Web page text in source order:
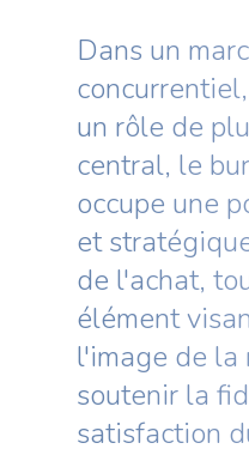
Dans un
un rôle de
central, le
occupe une
et
de l'achat,
élément
l'image de la
soutenir la
satisfaction